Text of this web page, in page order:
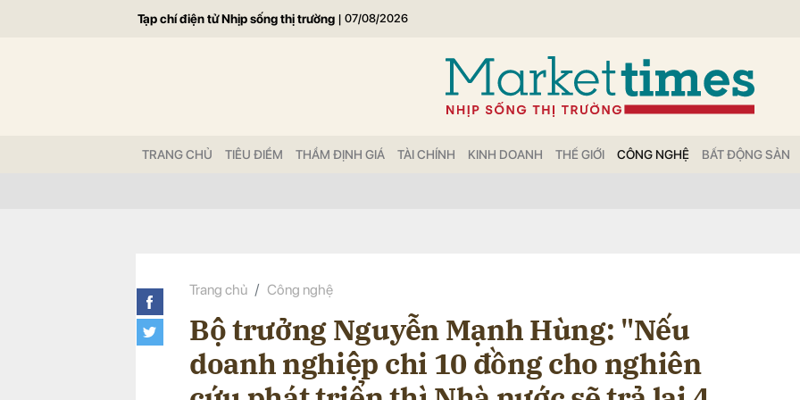
Tạp chí điện tử Nhịp sống thị trường | 07/08/2026
TRANG CHỦ TIÊU ĐIỂM THẨM ĐỊNH GIÁ TÀI CHÍNH KINH DOANH THẾ GIỚI CÔNG NGHỆ BẤT ĐỘNG SẢN
Trang chủ Công nghệ
Bộ trưởng Nguyễn Mạnh Hùng: "Nếu
doanh nghiệp chi 10 đồng cho nghiên
Gửi bình luận